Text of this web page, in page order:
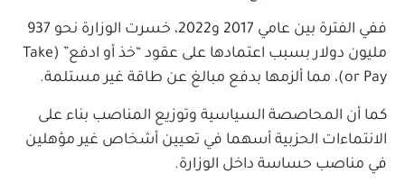
ففي الفترة بين عامي 2017 و2022، خسرت الوزارة نحو 937
مليون دولار بسبب اعتمادها على عقود “خذ أو ادفع” (Take
or Pay)، مما ألزمها بدفع مبالغ عن طاقة غير مستلمة.
كما أن المحاصصة السياسية وتوزيع المناصب بناء على
الانتماءات الحزبية أسهما في تعيين أشخاص غير مؤهلين
في مناصب حساسة داخل الوزارة.